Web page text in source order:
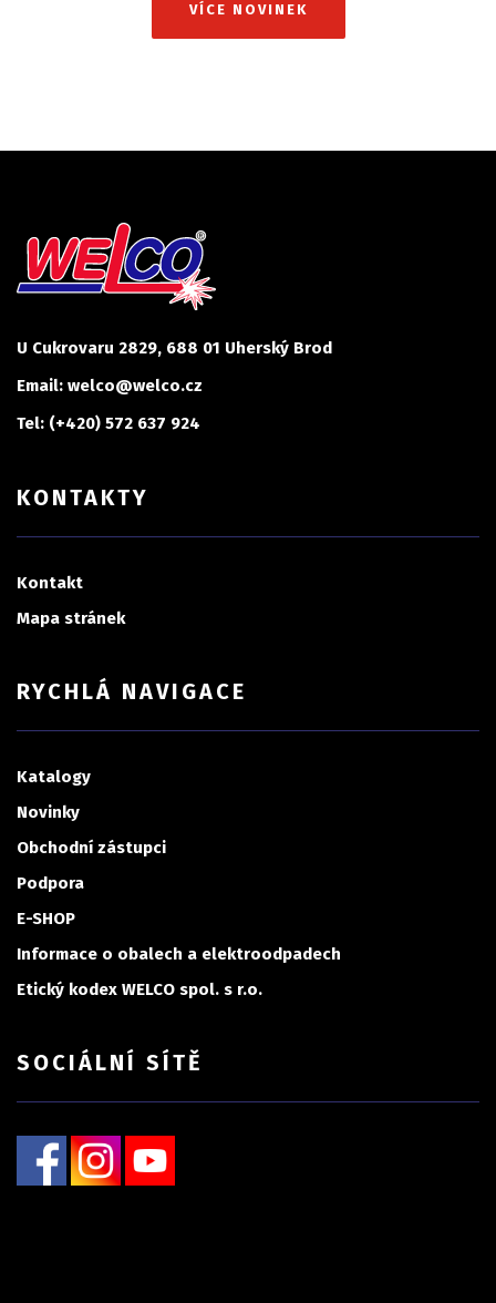
VÍCE NOVINEK
U Cukrovaru 2829, 688 01 Uherský Brod
Email: welco@welco.cz
Tel: (+420) 572 637 924
KONTAKTY
Kontakt
Mapa stránek
RYCHLÁ NAVIGACE
Katalogy
Novinky
Obchodní zástupci
Podpora
E-SHOP
Informace o obalech a elektroodpadech
Etický kodex WELCO spol. s r.o.
SOCIÁLNÍ SÍTĚ